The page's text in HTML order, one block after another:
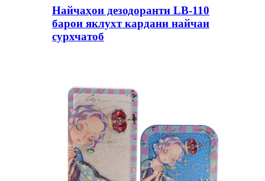
Найчаҳои дезодоранти LB-110
барои яклухт кардани найчаи
сурхчатоб